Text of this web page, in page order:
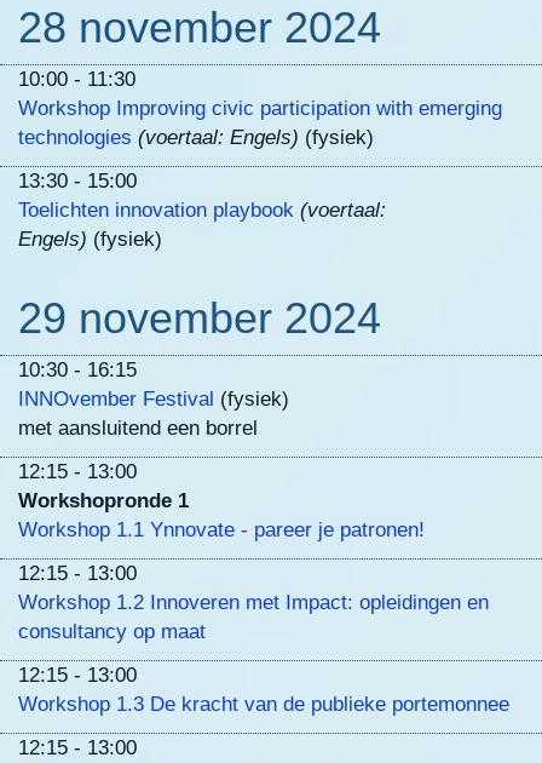
28 november 2024
10:00 - 11:30
Workshop Improving civic participation with emerging
technologies (voertaal: Engels) (fysiek)
13:30 - 15:00
Toelichten innovation playbook (voertaal:
Engels) (fysiek)
29 november 2024
10:30 - 16:15
INNOvember Festival (fysiek)
met aansluitend een borrel
12:15 - 13:00
Workshopronde 1
Workshop 1.1 Ynnovate - pareer je patronen!
12:15 - 13:00
Workshop 1.2 Innoveren met Impact: opleidingen en
consultancy op maat
12:15 - 13:00
Workshop 1.3 De kracht van de publieke portemonnee
12:15 - 13:00